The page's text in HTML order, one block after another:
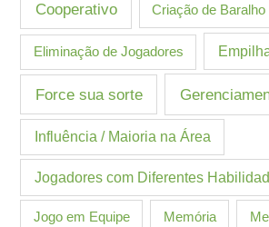
Cooperativo Criação de Baralho
Eliminação de Jogadores
Force sua sorte
Influência / Maioria na Área
Jogadores com Diferentes
Jogo em Equipe Memória